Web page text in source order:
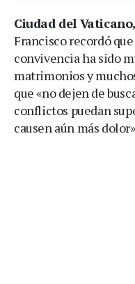
Ciudad del
Francisco recordó
convivencia ha sido
matrimonios y
que «no dejen de
conflictos puedan
causen aún más